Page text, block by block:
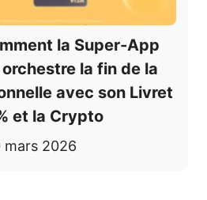
la Super-App
la fin de la
avec son Livret
et la Crypto
mars 2026